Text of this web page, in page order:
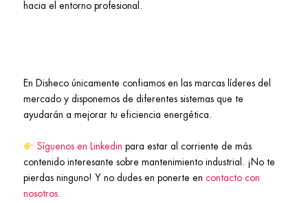
hacia el entorno profesional.
En Disheco únicamente confiamos en las marcas líderes del
mercado y disponemos de diferentes sistemas que te
ayudarán a mejorar tu eficiencia energética.
Síguenos en Linkedin para estar al corriente de más
contenido interesante sobre mantenimiento industrial. ¡No te
pierdas ninguno! Y no dudes en ponerte en contacto con
nosotros